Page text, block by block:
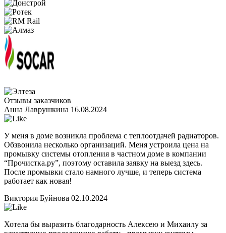
Отзывы заказчиков
Анна Лаврушкина 16.08.2024
У меня в доме возникла проблема с теплоотдачей радиаторов.
Обзвонила несколько организаций. Меня устроила цена на
промывку системы отопления в частном доме в компании
“Прочистка.ру”, поэтому оставила заявку на выезд здесь.
После промывки стало намного лучше, и теперь система
работает как новая!
Виктория Буйнова 02.10.2024
Хотела бы выразить благодарность Алексею и Михаилу за